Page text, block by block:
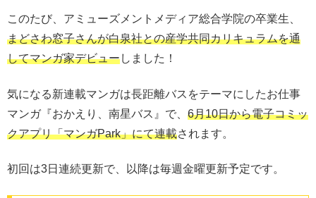
このたび、アミューズメントメディア総合学院の卒業生、
まどさわ窓子さんが白泉社との産学共同カリキュラムを通
してマンガ家デビューしました！
気になる新連載マンガは長距離バスをテーマにしたお仕事
マンガ『おかえり、南星バス』で、 6月10日から電子コミッ
クアプリ「マンガPark」にて連載されます。
初回は3日連続更新で、以降は毎週金曜更新予定です。